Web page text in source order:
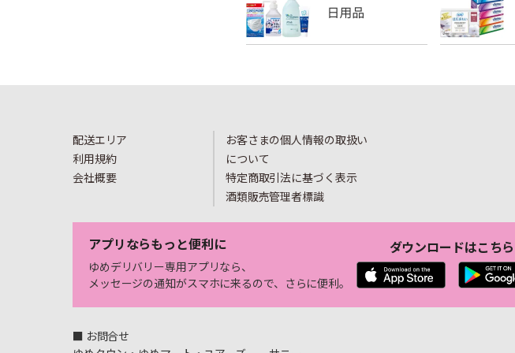
配送エリア
利用規約
会社概要
お客さまの個人情報の取扱い
について
特定商取引法に基づく表示
酒類販売管理者標識
アプリならもっと便利に
ゆめデリバリー専用アプリなら、
メッセージの通知がスマホに来るので、さらに便利。
ダウンロードはこちら
■ お問合せ